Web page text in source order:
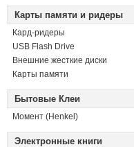
Карты памяти и ридеры
Кард-ридеры
USB Flash Drive
Внешние жесткие диски
Карты памяти
Бытовые Клеи
Момент (Henkel)
Электронные книги